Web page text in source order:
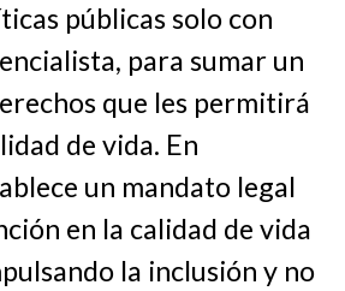
públicas solo con
para sumar un
que les permitirá
de vida. En
un mandato legal
en la calidad de vida
la inclusión y no